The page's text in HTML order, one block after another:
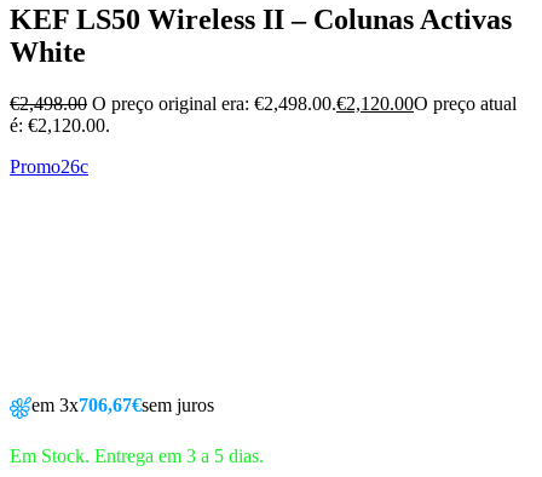
KEF LS50 Wireless II – Colunas Activas
White
€2,498.00 O preço original era: €2,498.00.€2,120.00O preço atual
é: €2,120.00.
Promo26c
em 3x706,67€sem juros
Em Stock. Entrega em 3 a 5 dias.